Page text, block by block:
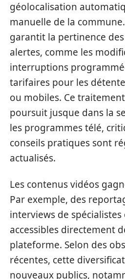
géolocalisation
manuelle de la
garantit la pertinence
alertes, comme les
interruptions
tarifaires pour les
ou mobiles. Ce
poursuit jusque dans la
les programmes télé,
conseils pratiques sont
actualisés.
Les contenus vidéos
Par exemple, des
interviews de
accessibles directement
plateforme. Selon des
récentes, cette
nouveaux publics,